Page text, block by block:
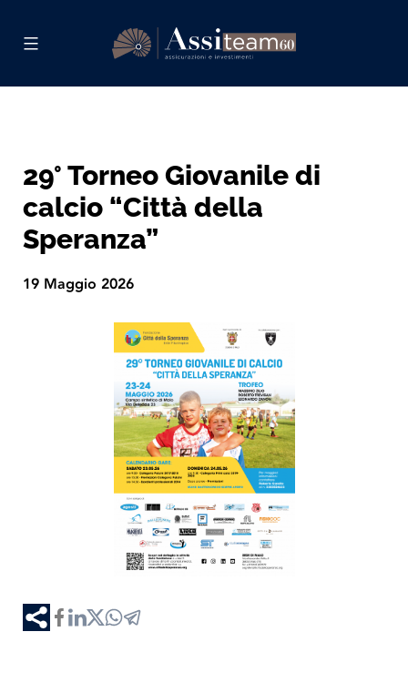
content
60
29° Torneo Giovanile di
calcio “Città della
Speranza”
19 Maggio 2026